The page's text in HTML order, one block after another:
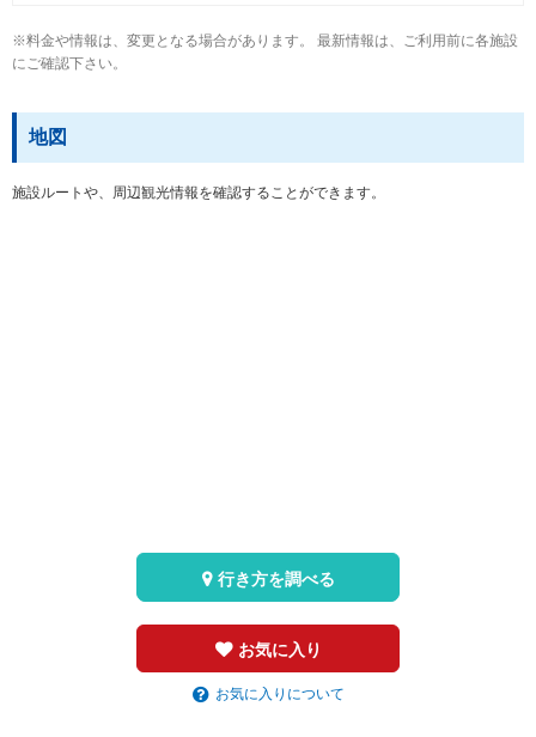
※料金や情報は、変更となる場合があります。 最新情報は、ご利用前に各施設
にご確認下さい。
地図
施設ルートや、周辺観光情報を確認することができます。
お気に入り
お気に入りについて
行き方を調べる